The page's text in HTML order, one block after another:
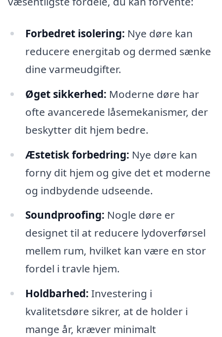
Forbedret isolering: Nye døre kan
reducere energitab og dermed sænke
dine varmeudgifter.
Øget sikkerhed: Moderne døre har
ofte avancerede låsemekanismer, der
beskytter dit hjem bedre.
Æstetisk forbedring: Nye døre kan
forny dit hjem og give det et moderne
og indbydende udseende.
Soundproofing: Nogle døre er
designet til at reducere lydoverførsel
mellem rum, hvilket kan være en stor
fordel i travle hjem.
Holdbarhed: Investering i
kvalitetsdøre sikrer, at de holder i
mange år, kræver minimalt